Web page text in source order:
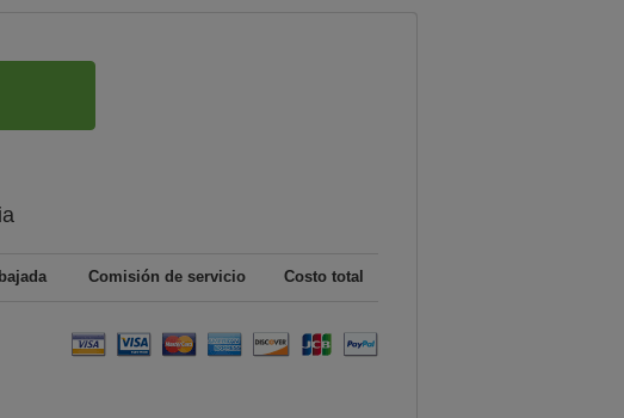
Comisión de servicio Costo total